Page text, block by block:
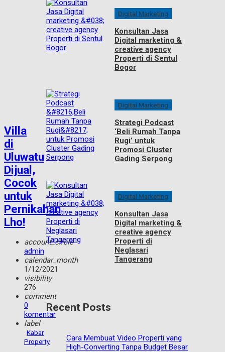
Villa
di
Uluwatu
Dijual,
Cocok
untuk
Pernikahan
Lho!
account_circle
admin
calendar_month
1/12/2021
visibility
276
comment
0
komentar
label
Kabar
Property
Digital Marketing
Konsultan Jasa
Digital marketing &
creative agency
Properti di Sentul
Bogor
Digital Marketing
Strategi Podcast
‘Beli Rumah Tanpa
Rugi’ untuk
Promosi Cluster
Gading Serpong
Digital Marketing
Konsultan Jasa
Digital marketing &
creative agency
Properti di
Neglasari
Tangerang
Recent Posts
Cara Membuat Video Properti yang
High-Converting Tanpa Budget Besar